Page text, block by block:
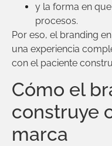
y la forma en
procesos.
Por eso, el branding
una experiencia
con el paciente
Cómo el
construye
marca